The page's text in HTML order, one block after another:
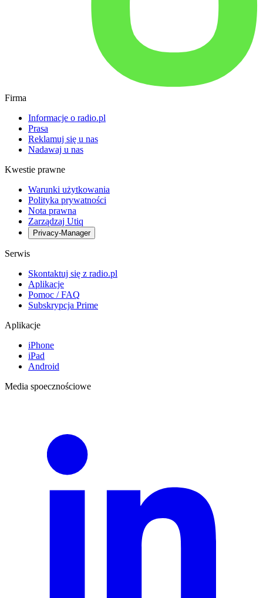
Firma
Informacje o radio.pl
Prasa
Reklamuj się u nas
Nadawaj u nas
Kwestie prawne
Warunki użytkowania
Polityka prywatności
Nota prawna
Zarządzaj Utiq
Privacy-Manager
Serwis
Skontaktuj się z radio.pl
Aplikacje
Pomoc / FAQ
Subskrypcja Prime
Aplikacje
iPhone
iPad
Android
Media spoecznościowe